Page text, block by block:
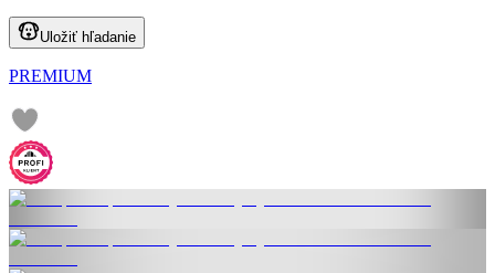
Uložiť hľadanie
PREMIUM